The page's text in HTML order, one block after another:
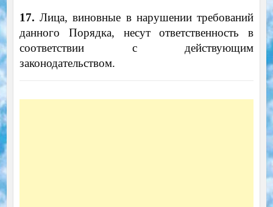
17. Лица, виновные в нарушении требований
данного Порядка, несут ответственность в
соответствии с действующим
законодательством.